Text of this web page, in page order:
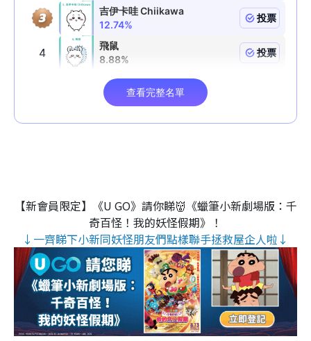
【新會員限定】《U GO》請你睇👹《蠟筆小新劇場版：千
奇百怪！我的妖怪假期》！
↓一齊睇下小新同妖怪朋友們點樣聯手拯救屋企人啦↓